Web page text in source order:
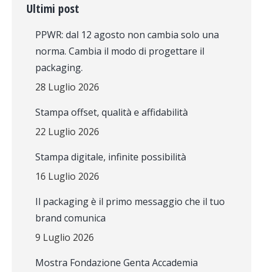
Ultimi post
PPWR: dal 12 agosto non cambia solo una
norma. Cambia il modo di progettare il
packaging.
28 Luglio 2026
Stampa offset, qualità e affidabilità
22 Luglio 2026
Stampa digitale, infinite possibilità
16 Luglio 2026
Il packaging è il primo messaggio che il tuo
brand comunica
9 Luglio 2026
Mostra Fondazione Genta Accademia